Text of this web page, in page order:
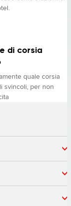
di corsia
quale corsia
svincoli, per non